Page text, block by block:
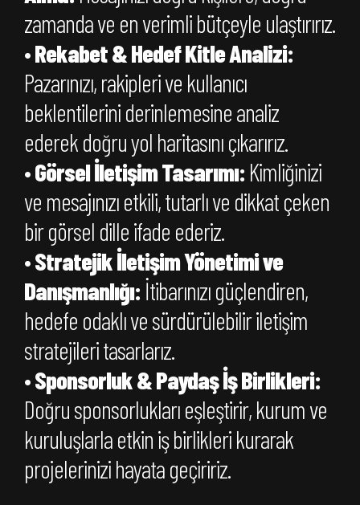
zamanda ve en verimli bütçeyle ulaştırırız.
•Rekabet & Hedef Kitle Analizi:
Pazarınızı, rakipleri ve kullanıcı
beklentilerini derinlemesine analiz
ederek doğru yol haritasını çıkarırız.
•Görsel İletişim Tasarımı: Kimliğinizi
ve mesajınızı etkili, tutarlı ve dikkat çeken
bir görsel dille ifade ederiz.
•Stratejik İletişim Yönetimi ve
Danışmanlığı: İtibarınızı güçlendiren,
hedefe odaklı ve sürdürülebilir iletişim
stratejileri tasarlarız.
•Sponsorluk & Paydaş İş Birlikleri:
Doğru sponsorlukları eşleştirir, kurum ve
kuruluşlarla etkin iş birlikleri kurarak
projelerinizi hayata geçiririz.